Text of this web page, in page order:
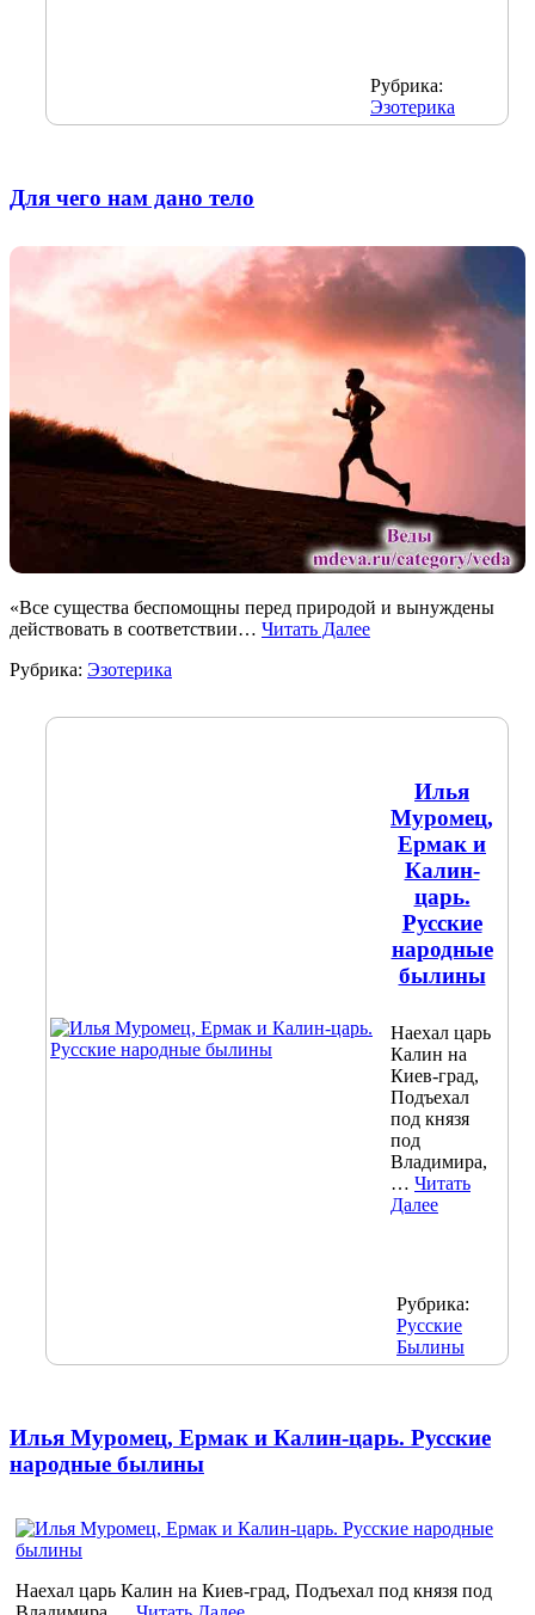
Рубрика:
Эзотерика
Для чего нам дано тело
«Все существа беспомощны перед природой и вынуждены
действовать в соответствии… Читать Далее
Рубрика: Эзотерика
Илья
Муромец,
Ермак и
Калин-
царь.
Русские
народные
былины
Наехал царь
Калин на
Киев-град,
Подъехал
под князя
под
Владимира,
… Читать
Далее
Рубрика:
Русские
Былины
Илья Муромец, Ермак и Калин-царь. Русские
народные былины
Наехал царь Калин на Киев-град, Подъехал под князя под